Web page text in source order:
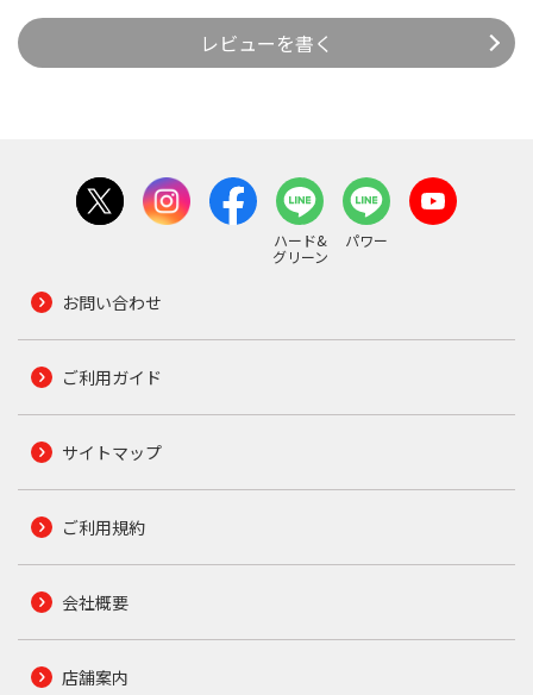
レビューを書く
ハード&
グリーン
パワー
お問い合わせ
ご利用ガイド
サイトマップ
ご利用規約
会社概要
店舗案内